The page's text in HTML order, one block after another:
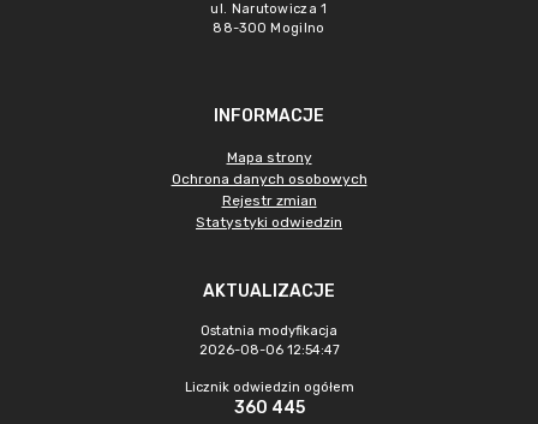
ul. Narutowicza 1
88-300 Mogilno
INFORMACJE
Mapa strony
Ochrona danych osobowych
Rejestr zmian
Statystyki odwiedzin
AKTUALIZACJE
Ostatnia modyfikacja
2026-08-06 12:54:47
Licznik odwiedzin ogółem
360 445